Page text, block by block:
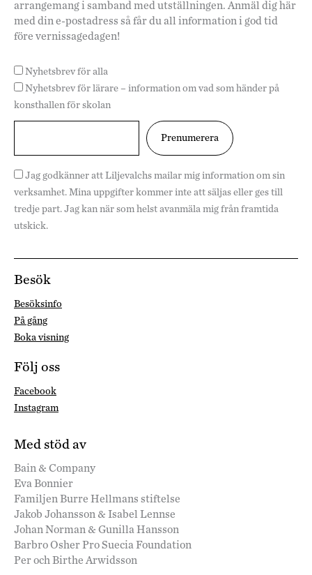
arrangemang i samband med utställningen. Anmäl dig här
med din e-postadress så får du all information i god tid
före vernissagedagen!
Nyhetsbrev för alla
Nyhetsbrev för lärare – information om vad som händer på
konsthallen för skolan
Jag godkänner att Liljevalchs mailar mig information om sin
verksamhet. Mina uppgifter kommer inte att säljas eller ges till
tredje part. Jag kan när som helst avanmäla mig från framtida
utskick.
Besök
Besöksinfo
På gång
Boka visning
Följ oss
Facebook
Instagram
Med stöd av
Bain & Company
Eva Bonnier
Familjen Burre Hellmans stiftelse
Jakob Johansson & Isabel Lennse
Johan Norman & Gunilla Hansson
Barbro Osher Pro Suecia Foundation
Per och Birthe Arwidsson